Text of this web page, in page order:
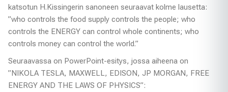
katsotun H.Kissingerin sanoneen seuraavat kolme lausetta:
”who controls the food supply controls the people; who
controls the ENERGY can control whole continents; who
controls money can control the world.”
Seuraavassa on PowerPoint-esitys, jossa aiheena on
”NIKOLA TESLA, MAXWELL, EDISON, JP MORGAN, FREE
ENERGY AND THE LAWS OF PHYSICS”: